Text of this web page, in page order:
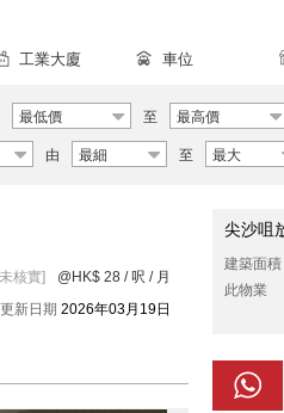
工業大廈 車位
最低價 至 最高價
由 最細 至 最大
核實] @HK$ 28 / 呎 / 月
新日期 2026年03月19日
尖沙咀
建築面積
此物業